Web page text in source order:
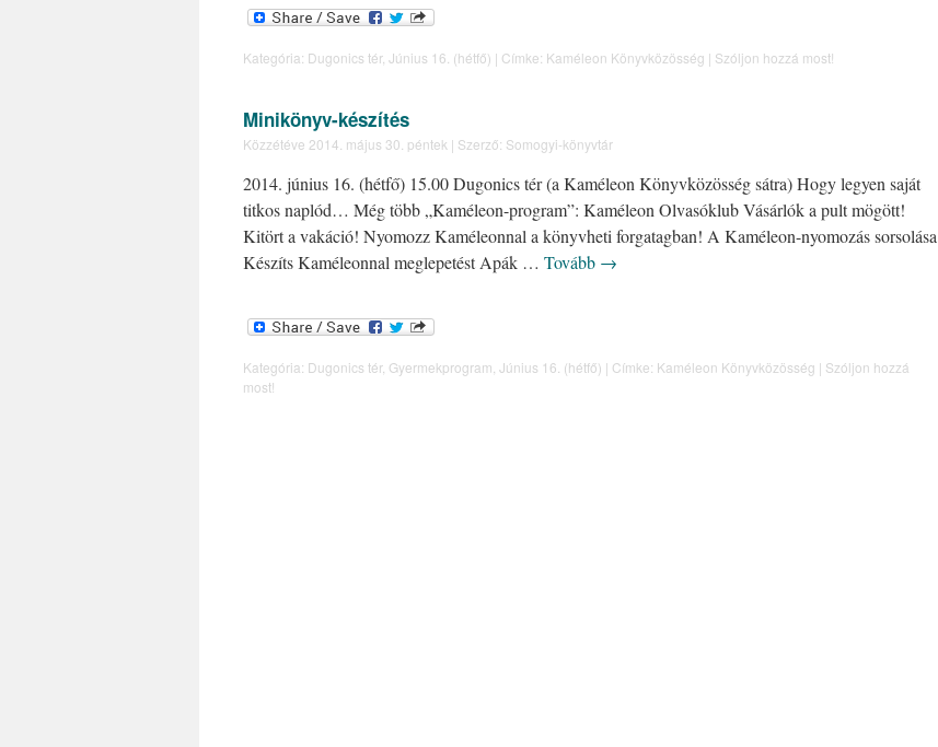
Kategória: Dugonics tér, Június 16. (hétfő) | Címke: Kaméleon Könyvközösség | Szóljon hozzá most!
Minikönyv-készítés
Közzétéve 2014. május 30. péntek | Szerző: Somogyi-könyvtár
2014. június 16. (hétfő) 15.00 Dugonics tér (a Kaméleon Könyvközösség sátra) Hogy legyen saját
titkos naplód… Még több „Kaméleon-program”: Kaméleon Olvasóklub Vásárlók a pult mögött!
Kitört a vakáció! Nyomozz Kaméleonnal a könyvheti forgatagban! A Kaméleon-nyomozás sorsolása
Készíts Kaméleonnal meglepetést Apák … Tovább →
Kategória: Dugonics tér, Gyermekprogram Június 16. (hétfő) | Címke: Kaméleon Könyvközösség | Szóljon hozzá
most!